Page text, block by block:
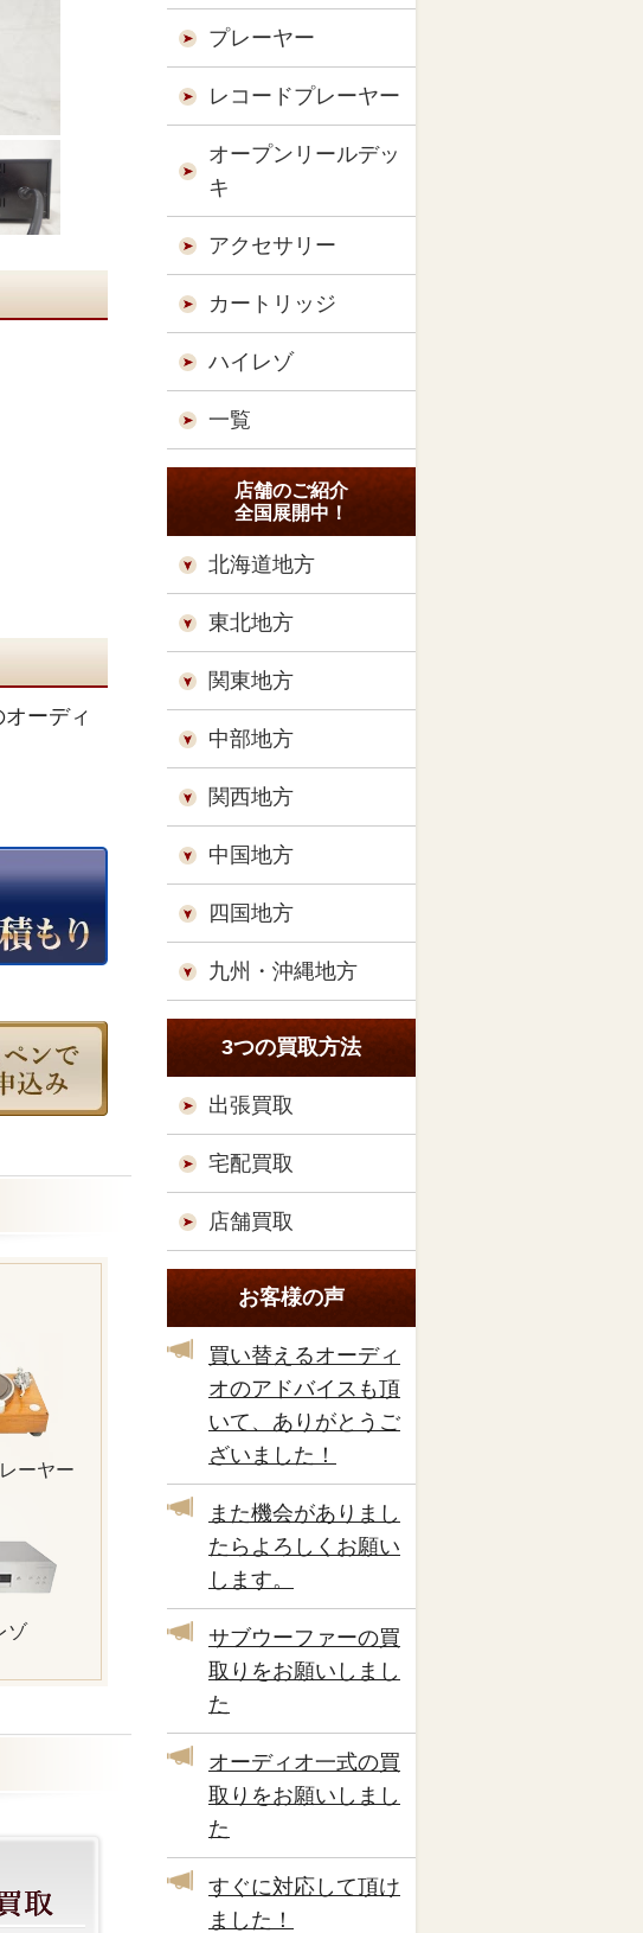
ーディ
ーヤー
ゾ
プレーヤー
レコードプレーヤー
オープンリールデッ
キ
アクセサリー
カートリッジ
ハイレゾ
一覧
店舗のご紹介
全国展開中！
北海道地方
東北地方
関東地方
中部地方
関西地方
中国地方
四国地方
九州・沖縄地方
3つの買取方法
出張買取
宅配買取
店舗買取
お客様の声
買い替えるオーディ
オのアドバイスも頂
いて、ありがとうご
ざいました！
また機会がありまし
たらよろしくお願い
します。
サブウーファーの買
取りをお願いしまし
た
オーディオ一式の買
取りをお願いしまし
た
すぐに対応して頂け
ました！